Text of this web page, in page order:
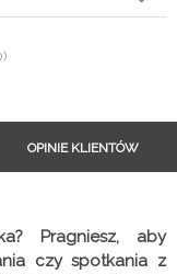
OPINIE KLIENTÓW
Pragniesz, aby
czy spotkania z